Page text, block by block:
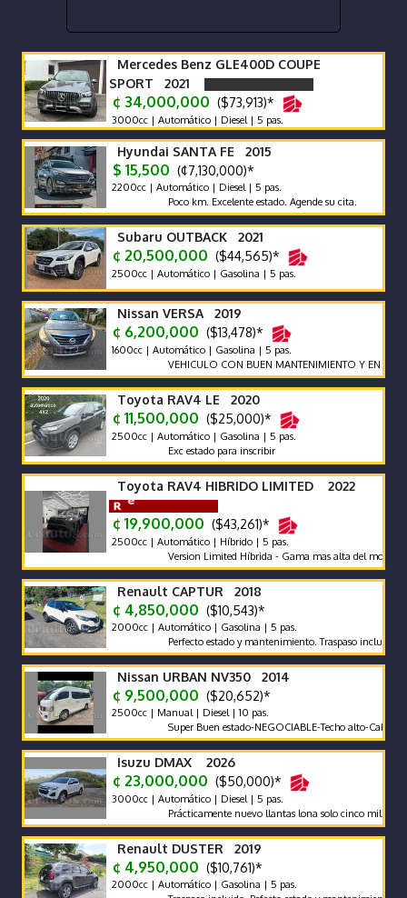
Mercedes Benz GLE400D COUPE
SPORT 2021
¢ 34,000,000 ($73,913)*
3000cc | Automático | Diesel | 5 pas.
Hyundai SANTA FE 2015
$ 15,500 (¢7,130,000)*
2200cc | Automático | Diesel | 5 pas.
Poco km. Excelente estado. Agende su cita.
Subaru OUTBACK 2021
¢ 20,500,000 ($44,565)*
2500cc | Automático | Gasolina | 5 pas.
Nissan VERSA 2019
¢ 6,200,000 ($13,478)*
1600cc | Automático | Gasolina | 5 pas.
VEHICULO CON BUEN MANTENIMIENTO Y EN
Toyota RAV4 LE 2020
¢ 11,500,000 ($25,000)*
2500cc | Automático | Gasolina | 5 pas.
Exc estado para inscribir
Toyota RAV4 HIBRIDO LIMITED 2022
¢ 19,900,000 ($43,261)*
2500cc | Automático | Híbrido | 5 pas.
Version Limited Híbrida - Gama mas alta del modelo.
Renault CAPTUR 2018
¢ 4,850,000 ($10,543)*
2000cc | Automático | Gasolina | 5 pas.
Perfecto estado y mantenimiento. Traspaso incluído.
Nissan URBAN NV350 2014
¢ 9,500,000 ($20,652)*
2500cc | Manual | Diesel | 10 pas.
Super Buen estado-NEGOCIABLE-Techo alto-Cabina
Isuzu DMAX 2026
¢ 23,000,000 ($50,000)*
3000cc | Automático | Diesel | 5 pas.
Prácticamente nuevo llantas lona solo cinco mil quinientos
Renault DUSTER 2019
¢ 4,950,000 ($10,761)*
2000cc | Automático | Gasolina | 5 pas.